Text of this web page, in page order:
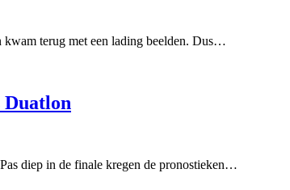
terug met een lading beelden. Dus…
diep in de finale kregen de pronostieken…